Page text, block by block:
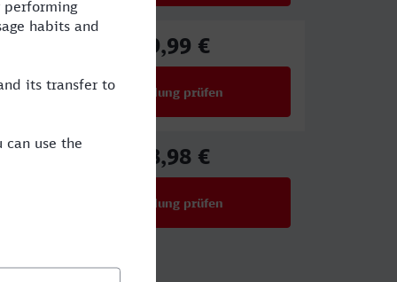
59,99 €
Verbindung prüfen
68,98 €
Verbindung prüfen